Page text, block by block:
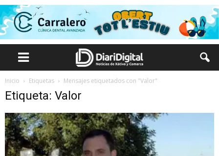
Inicio Etiquetas Mensajes etiquetados con "Valor"
Etiqueta: Valor